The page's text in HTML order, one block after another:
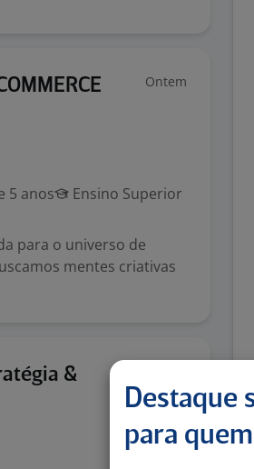
Ontem
5 anos
Ensino Superior
para o universo de
mentes criativas
&
Destaque
para